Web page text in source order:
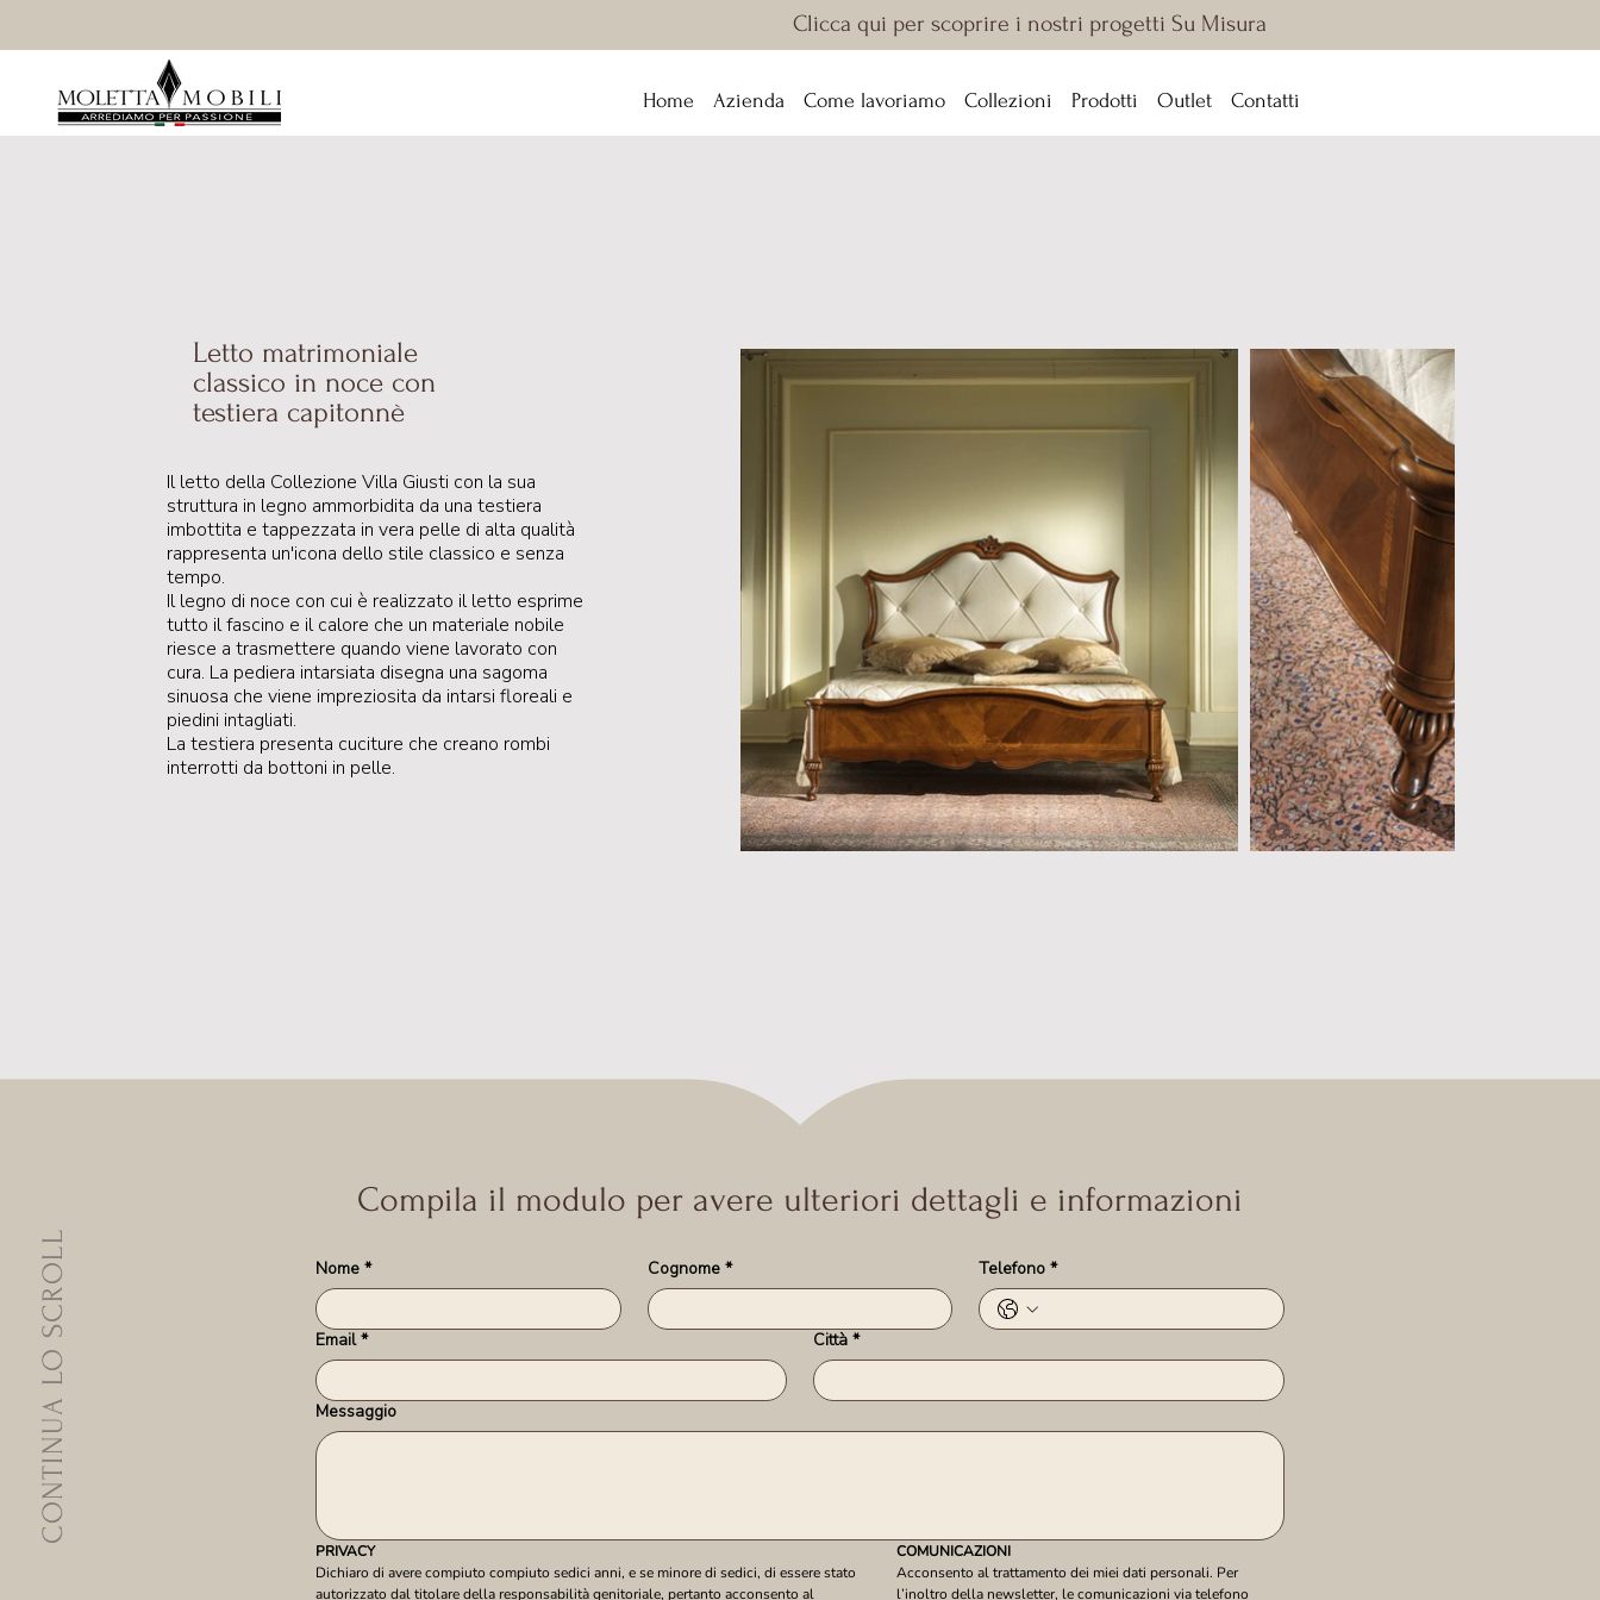
Clicca qui per scoprire i nostri progetti Su Misura
Home Azienda Come lavoriamo Collezioni Prodotti Outlet Contatti
Letto matrimoniale
classico in noce con
testiera capitonnè
Il letto della Collezione Villa Giusti con la sua
struttura in legno ammorbidita da una testiera
imbottita e tappezzata in vera pelle di alta qualità
rappresenta un'icona dello stile classico e senza
tempo.
Il legno di noce con cui è realizzato il letto esprime
tutto il fascino e il calore che un materiale nobile
riesce a trasmettere quando viene lavorato con
cura. La pediera intarsiata disegna una sagoma
sinuosa che viene impreziosita da intarsi floreali e
piedini intagliati.
La testiera presenta cuciture che creano rombi
interrotti da bottoni in pelle.
CONTINUA LO SCROLL
Compila il modulo per avere ulteriori dettagli e informazioni
Nome * Cognome * Telefono *
Email * Città *
Messaggio
PRIVACY
Dichiaro di avere compiuto compiuto sedici anni, e se minore di sedici, di essere stato
autorizzato dal titolare della responsabilità genitoriale, pertanto acconsento al
COMUNICAZIONI
Acconsento al trattamento dei miei dati personali. Per
l’inoltro della newsletter, le comunicazioni via telefono